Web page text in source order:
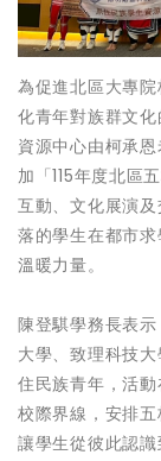
為促進北區大專
化青年對族群文
資源中心由柯承
加「115年度北區
互動、文化展演
落的學生在都市
溫暖力量。
陳登騏學務長表
大學、致理科技
住民族青年，活
校際界線，安排
讓學生從彼此認識